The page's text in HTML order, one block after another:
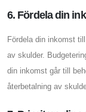
6. Fördela din
Fördela din inkomst
av skulder.
din inkomst går till
återbetalning av